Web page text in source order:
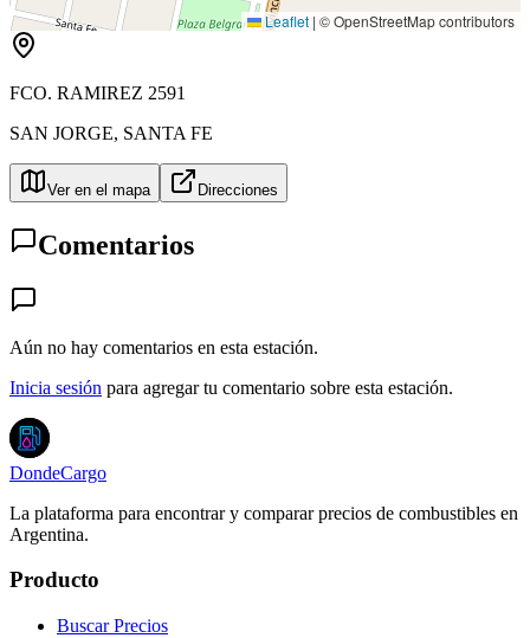
Leaflet | © OpenStreetMap contributors
FCO. RAMIREZ 2591
SAN JORGE, SANTA FE
Ver en el mapa Direcciones
Comentarios
Aún no hay comentarios en esta estación.
Inicia sesión para agregar tu comentario sobre esta estación.
DondeCargo
La plataforma para encontrar y comparar precios de combustibles en
Argentina.
Producto
Buscar Precios